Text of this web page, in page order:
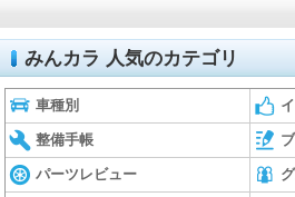
みんカラ 人気のカテゴリ
車種別
整備手帳
パーツレビュー